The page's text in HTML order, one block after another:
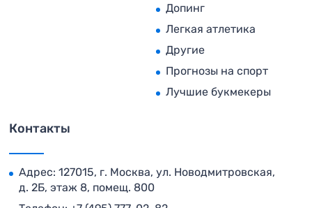
Допинг
Легкая атлетика
Другие
Прогнозы на спорт
Лучшие букмекеры
Контакты
Адрес: 127015, г. Москва, ул. Новодмитровская,
д. 2Б, этаж 8, помещ. 800